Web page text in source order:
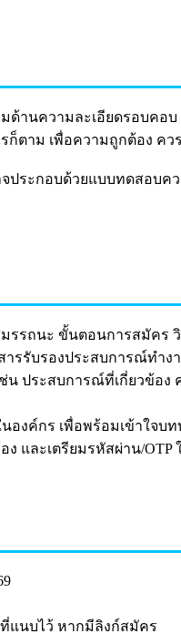
นความละเอียดรอบคอ
าม เพื่อความถูกต้อง คว
ประกอบด้วยแบบทดสอบค
รถนะ ขั้นตอนการสมัคร วิ
ารรับรองประสบการณ์ท
น ประสบการณ์ที่เกี่ยวข้
งค์กร เพื่อพร้อมเข้าใจบ
และเตรียมรหัสผ่าน/OTP
แนบไว้ หากมีลิงก์สมัคร